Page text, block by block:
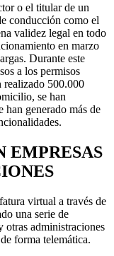
o el titular de un
conducción como el
validez legal en todo
en marzo
Durante este
a los permisos
realizado 500.000
se han
han generado más de
EMPRESAS
virtual a través de
una serie de
otras administraciones
forma telemática.